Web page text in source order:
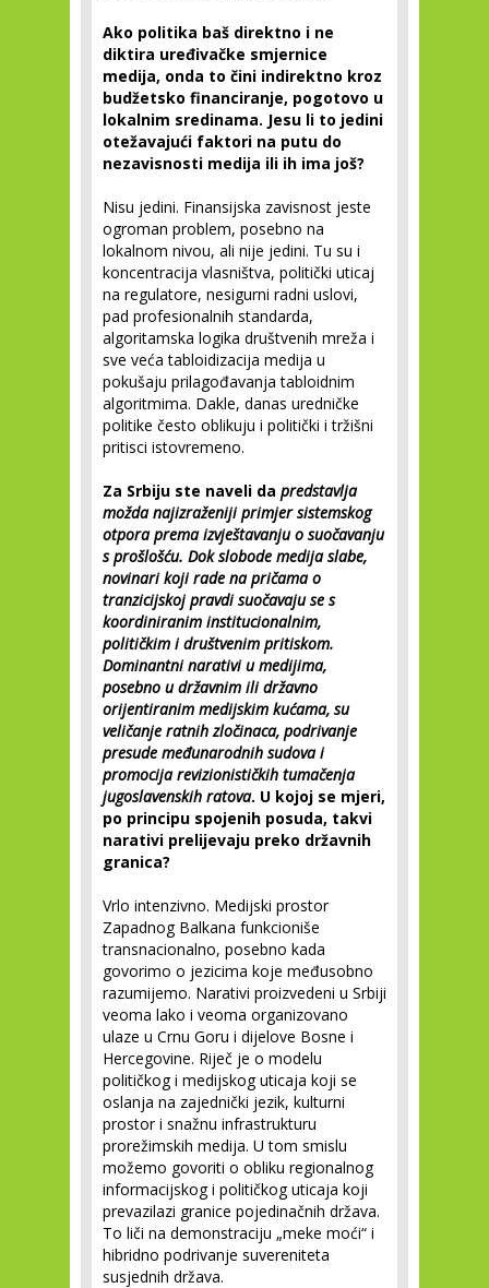
Ako politika baš direktno i ne
diktira uređivačke smjernice
medija, onda to čini indirektno kroz
budžetsko financiranje, pogotovo u
lokalnim sredinama. Jesu li to jedini
otežavajući faktori na putu do
nezavisnosti medija ili ih ima još?
Nisu jedini. Finansijska zavisnost jeste
ogroman problem, posebno na
lokalnom nivou, ali nije jedini. Tu su i
koncentracija vlasništva, politički uticaj
na regulatore, nesigurni radni uslovi,
pad profesionalnih standarda,
algoritamska logika društvenih mreža i
sve veća tabloidizacija medija u
pokušaju prilagođavanja tabloidnim
algoritmima. Dakle, danas uredničke
politike često oblikuju i politički i tržišni
pritisci istovremeno.
Za Srbiju ste naveli da predstavlja
možda najizraženiji primjer sistemskog
otpora prema izvještavanju o suočavanju
s prošlošću. Dok slobode medija slabe,
novinari koji rade na pričama o
tranzicijskoj pravdi suočavaju se s
koordiniranim institucionalnim,
političkim i društvenim pritiskom.
Dominantni narativi u medijima,
posebno u državnim ili državno
orijentiranim medijskim kućama, su
veličanje ratnih zločinaca, podrivanje
presude međunarodnih sudova i
promocija revizionističkih tumačenja
jugoslavenskih ratova. U kojoj se mjeri,
po principu spojenih posuda, takvi
narativi prelijevaju preko državnih
granica?
Vrlo intenzivno. Medijski prostor
Zapadnog Balkana funkcioniše
transnacionalno, posebno kada
govorimo o jezicima koje međusobno
razumijemo. Narativi proizvedeni u Srbiji
veoma lako i veoma organizovano
ulaze u Crnu Goru i dijelove Bosne i
Hercegovine. Riječ je o modelu
političkog i medijskog uticaja koji se
oslanja na zajednički jezik, kulturni
prostor i snažnu infrastrukturu
prorežimskih medija. U tom smislu
možemo govoriti o obliku regionalnog
informacijskog i političkog uticaja koji
prevazilazi granice pojedinačnih država.
To liči na demonstraciju „meke moći“ i
hibridno podrivanje suvereniteta
susjednih država.